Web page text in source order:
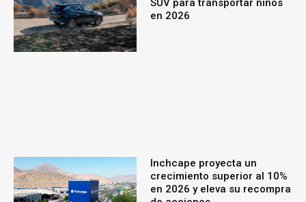
en 2026
Inchcape proyecta un
crecimiento superior al 10%
en 2026 y eleva su recompra